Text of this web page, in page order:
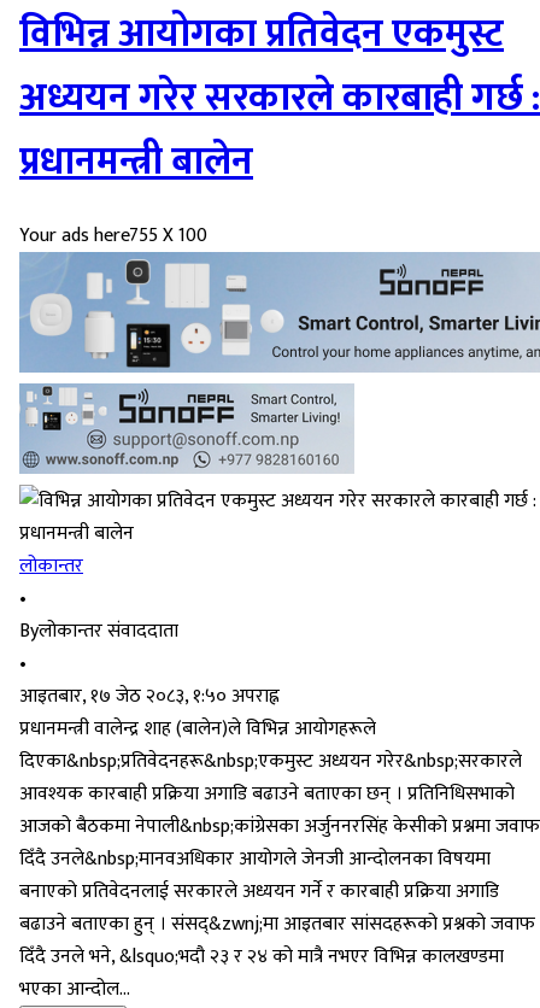
विभिन्न आयोगका प्रतिवेदन एकमुस्ट
अध्ययन गरेर सरकारले कारबाही गर्छ :
प्रधानमन्त्री बालेन
Your ads here755 X 100
लोकान्तर
•
Byलोकान्तर संवाददाता
•
आइतबार, १७ जेठ २०८३, १:५० अपराह्न
प्रधानमन्त्री वालेन्द्र शाह (बालेन)ले विभिन्न आयोगहरूले
दिएका&nbsp;प्रतिवेदनहरू&nbsp;एकमुस्ट अध्ययन गरेर&nbsp;सरकारले
आवश्यक कारबाही प्रक्रिया अगाडि बढाउने बताएका छन् । प्रतिनिधिसभाको
आजको बैठकमा नेपाली&nbsp;कांग्रेसका अर्जुननरसिंह केसीको प्रश्नमा जवाफ
दिँदै उनले&nbsp;मानवअधिकार आयोगले जेनजी आन्दोलनका विषयमा
बनाएको प्रतिवेदनलाई सरकारले अध्ययन गर्ने र कारबाही प्रक्रिया अगाडि
बढाउने बताएका हुन् । संसद्&zwnj;मा आइतबार सांसदहरूको प्रश्नको जवाफ
दिँदै उनले भने, &lsquo;भदौ २३ र २४ को मात्रै नभएर विभिन्न कालखण्डमा
भएका आन्दोल...